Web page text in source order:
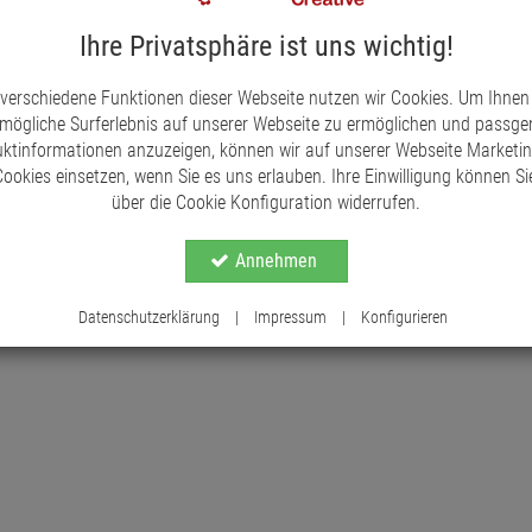
integrieren.
Ob in Adventskränzen,
jeder Dekoration eine natürliche und elegante
wie getrockneten Früchten, Zimtstangen oder
Die Lieferung erfolgt in einem Karton mit ca. 60
Größe und Farbe der Zapfen variieren, was
Ihre Privatsphäre ist uns wichtig!
Funktionen dieser Webseite nutzen wir Cookies. Um
Surferlebnis auf unserer Webseite zu ermöglichen und
anzuzeigen, können wir auf unserer Webseite
einsetzen, wenn Sie es uns erlauben. Ihre Einwilligung können
über die Cookie Konfiguration widerrufen.
Annehmen
Datenschutzerklärung | Impressum | Konfigurieren